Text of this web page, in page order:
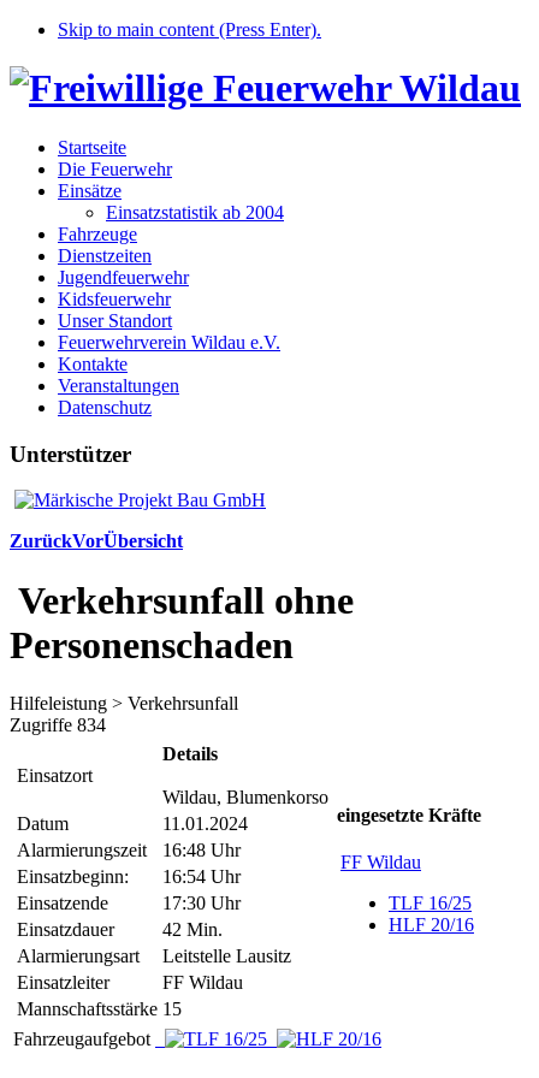
Skip to main content (Press Enter).
Startseite
Die Feuerwehr
Einsätze
Einsatzstatistik ab 2004
Fahrzeuge
Dienstzeiten
Jugendfeuerwehr
Kidsfeuerwehr
Unser Standort
Feuerwehrverein Wildau e.V.
Kontakte
Veranstaltungen
Datenschutz
Unterstützer
ZurückVorÜbersicht
Verkehrsunfall ohne
Personenschaden
Hilfeleistung > Verkehrsunfall
Zugriffe 834
Einsatzort
Details
Wildau, Blumenkorso
Datum
11.01.2024
Alarmierungszeit
16:48 Uhr
Einsatzbeginn:
16:54 Uhr
Einsatzende
17:30 Uhr
Einsatzdauer
42 Min.
Alarmierungsart
Leitstelle Lausitz
Einsatzleiter
FF Wildau
Mannschaftsstärke 15
eingesetzte Kräfte
FF Wildau
TLF 16/25
HLF 20/16
Fahrzeugaufgebot